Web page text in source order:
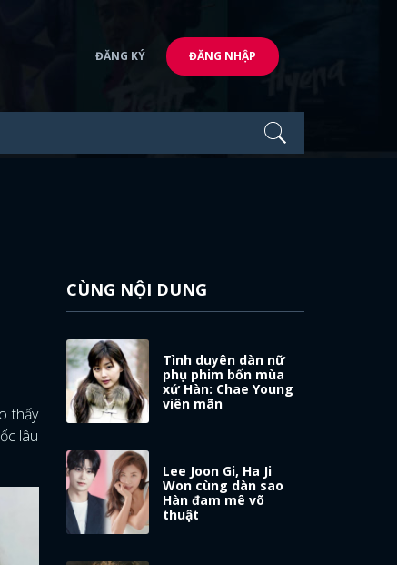
ĐĂNG KÝ ĐĂNG NHẬP
thấy
lâu
CÙNG NỘI DUNG
Tình duyên dàn nữ
phụ phim bốn mùa
xứ Hàn: Chae Young
viên mãn
Lee Joon Gi, Ha Ji
Won cùng dàn sao
Hàn đam mê võ
thuật